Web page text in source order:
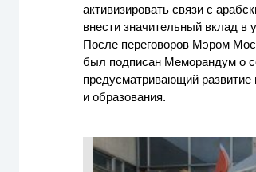
активизировать связи с
внести значительный вклад в
После переговоров Мэром
был подписан Меморандум о
предусматривающий развитие
и образования.